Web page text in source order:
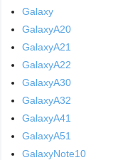
Galaxy
GalaxyA20
GalaxyA21
GalaxyA22
GalaxyA30
GalaxyA32
GalaxyA41
GalaxyA51
GalaxyNote10